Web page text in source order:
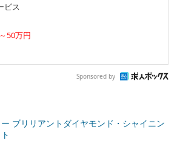
ビス
50万円
Sponsored by
ー ブリリアントダイヤモンド・シャイニン